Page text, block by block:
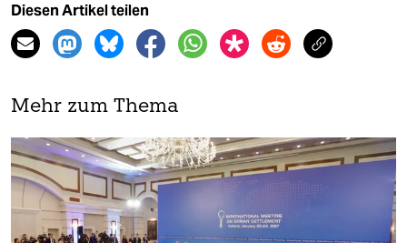
Diesen Artikel teilen
Mehr zum Thema